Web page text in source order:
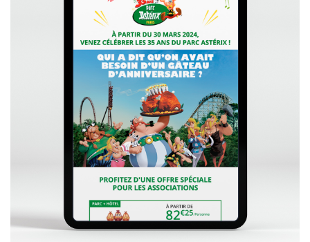
VOIR L'EMAILING